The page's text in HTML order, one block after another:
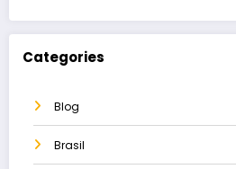
Categories
Blog
Brasil